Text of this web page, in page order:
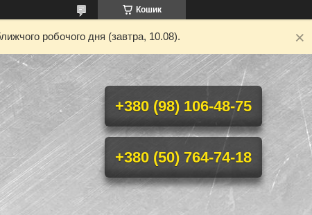
Кошик
робочого дня (завтра, 10.08).
+380 (98) 106-48-75
+380 (50) 764-74-18